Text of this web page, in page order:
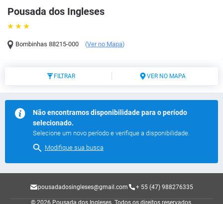
Pousada dos Ingleses
Bombinhas 88215-000 (Ver no Mapa)
FILTRAR VER NO MAPA
Não encontramos disponibilidade para o período
selecionado.
Selecione um novo período e verifique a disponibilidade.
Modifique sua busca
pousadadosingleses@gmail.com + 55 (47) 988276335
© 2026 Pousada dos Ingleses. Todos os direitos reservados.